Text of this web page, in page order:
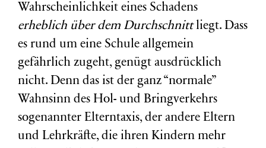
Wahrscheinlichkeit eines Schadens
erheblich über dem Durchschnittliegt. Dass
es rund um eine Schule allgemein
gefährlich zugeht, genügt ausdrücklich
nicht. Denn das ist der ganz “normale”
Wahnsinn des Hol- und Bringverkehrs
sogenannter Elterntaxis, der andere Eltern
und Lehrkräfte, die ihren Kindern mehr